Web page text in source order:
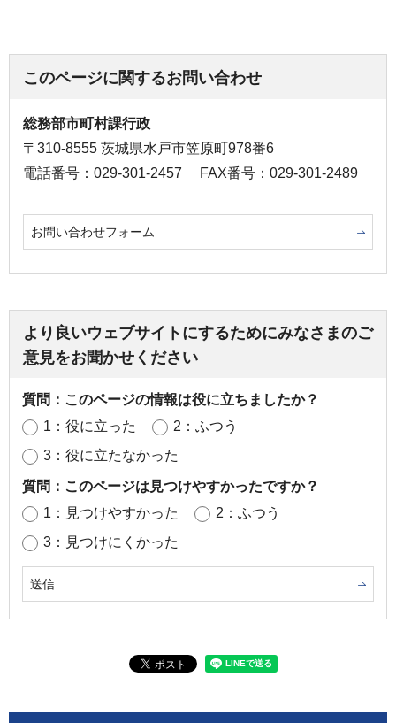
このページに関するお問い合わせ
総務部市町村課行政
〒310-8555 茨城県水戸市笠原町978番6
電話番号：029-301-2457
FAX番号：029-301-2489
お問い合わせフォーム
より良いウェブサイトにするためにみなさまのご
意見をお聞かせください
質問：このページの情報は役に立ちましたか？
1：役に立った
2：ふつう
3：役に立たなかった
質問：このページは見つけやすかったですか？
1：見つけやすかった
2：ふつう
3：見つけにくかった